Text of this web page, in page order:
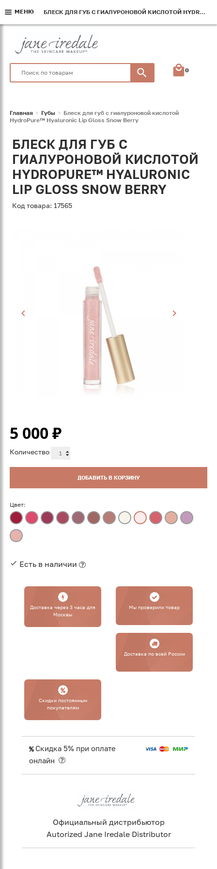
0
Главная Губы
Блеск для губ с гиалуроновой кислотой
HydroPure™ Hyaluronic Lip Gloss Snow Berry
БЛЕСК ДЛЯ ГУБ С
ГИАЛУРОНОВОЙ КИСЛОТОЙ
HYDROPURE™ HYALURONIC
LIP GLOSS SNOW BERRY
Код товара: 17565
5 000₽
Количество
ДОБАВИТЬ В КОРЗИНУ
Цвет:
Есть в наличии
Доставка через 3 часа для
Москвы
Мы проверили товар
Доставка по всей России
Cкидки постоянным
покупателям
Скидка 5% при оплате
онлайн
Официальный дистрибьютор
Autorized Jane Iredale Distributor
МЕНЮ БЛЕСК ДЛЯ ГУБ С ГИАЛУРОНОВОЙ КИСЛОТОЙ HYDROPURE™ HYALURONIC LIP GLOSS SNOW BERRY
МЕНЮ БЛЕСК ДЛЯ ГУБ С ГИАЛУРОНОВОЙ КИСЛОТОЙ HYDROPURE™ HYALURONIC LIP GLOSS SNOW BERRY
МЕНЮ БЛЕСК ДЛЯ ГУБ С ГИАЛУРОНОВОЙ КИСЛОТОЙ HYDROPURE™ HYALURONIC LIP GLOSS SNOW BERRY